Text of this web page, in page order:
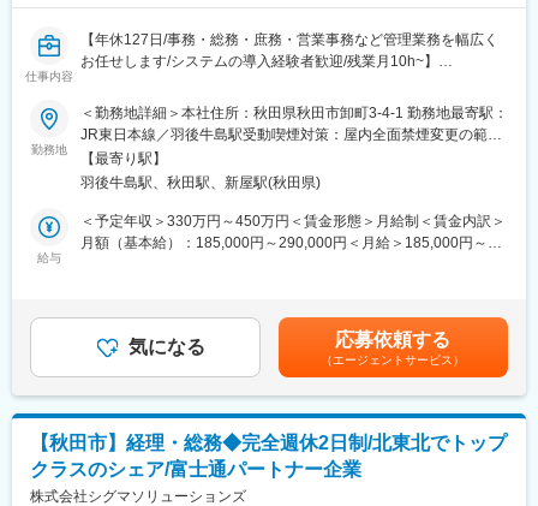
■メンバーの主な職務内容：
システム導入・セットアップ／システム操作の説明、指導／お客
様問い合わせの応対／クライアント訪問（操作説明・納品など）
■ご入社後：
部長職の方や他拠点のマネージャーからのOJTを中心に仕事を覚
えていただく流れとなります。
また、メンバーの管理に必要な知識として、保険制度・担当シス
■当社について：
とで、地域社会に貢献するIT企業です。
変更の範囲：会社の定める業務
仕事内容
【年休127日/事務・総務・庶務・営業事務など管理業務を幅広く
お任せします/システムの導入経験者歓迎/残業月10h~】
・医科、歯科、薬局、介護などの医療機関向けコンピュータシス
テム（レセコン・電子薬歴・電子カルテ等）の開発および販売を
手掛ける同社にて、トナー、プリンターなどの受発注管理業務、
売上入力・請求管理・契約管理、総務関連業務などをお任せしま
す。
・社内システムの新規導入プロジェクトも進めているため、社内
のシステム導入など貴重な経験を積むことができ、キャリアアッ
当社は富士通パートナーとして特に秋田・青森・岩手で特に高い
シェアを誇り、業界としてもニーズが増え続けている成長産業で
介護システム、歯科医院向けのシステムなどの販社として、ヘル
スケア領域におけるITシステム導入での地域貢献を行っておりま
す。
また自社開発製品である調剤薬局向けシステム「ElixirS」は、代
勤務地
＜勤務地詳細＞本社住所：秋田県秋田市卸町3-4-1 勤務地最寄駅：
JR東日本線／羽後牛島駅受動喫煙対策：屋内全面禁煙変更の範
囲：会社の定める事業所
【最寄り駅】
羽後牛島駅、秋田駅、新屋駅(秋田県)
給与
＜予定年収＞330万円～450万円＜賃金形態＞月給制＜賃金内訳＞
月額（基本給）：185,000円～290,000円＜月給＞185,000円～
気になる 応募依頼する
（エージェントサービス）
【秋田市】経理・総務◆完全週休2日制/北東北でトップ
クラスのシェア/富士通パートナー企業
株式会社シグマソリューションズ